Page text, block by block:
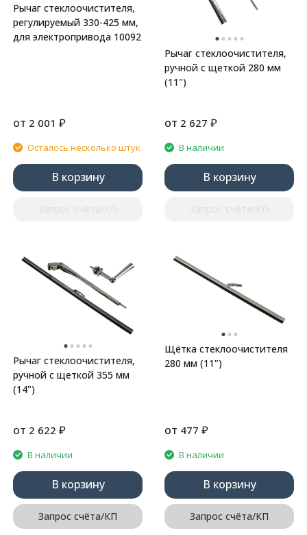
Рычаг стеклоочистителя,
регулируемый 330-425 мм,
для электропривода 10092
от 2 001 ₽
Осталось несколько штук
В корзину
Рычаг стеклоочистителя,
ручной с щеткой 280 мм
(11")
от 2 627 ₽
В наличии
В корзину
Рычаг стеклоочистителя,
ручной с щеткой 355 мм
(14")
от 2 622 ₽
В наличии
В корзину
Запрос счёта/КП
Щётка стеклоочистителя
280 мм (11")
от 477 ₽
В наличии
В корзину
Запрос счёта/КП